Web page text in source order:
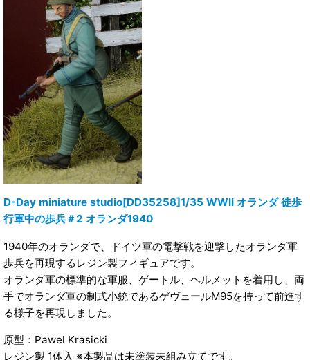
D-Day miniature studio[DD35258]1/35 WWII オランダ 徒歩
行軍中の歩兵＃2 オランダ1940
1940年のオランダで、ドイツ軍の電撃戦を迎撃したオランダ軍
歩兵を再現するレジン製フィギュアです。
オランダ軍の標準的な軍服、ゲートル、ヘルメットを着用し、両
手でオランダ軍の制式小銃であるゲヴェールM95を持って前進す
る様子を再現しました。
原型：Pawel Krasicki
レジン製 1体入 ※本製品は未塗装未組み立てです。